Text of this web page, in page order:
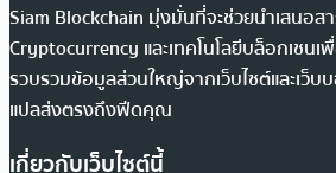
Siam Blockchain มุ่งมั่นที่จะช่วยนำเสนอส
Cryptocurrency และเทคโนโลยีบล็อกเชนเ
รวบรวมข้อมูลส่วนใหญ่จากเว็บไซต์และเว็บ
แปลส่งตรงถึงฟีดคุณ
เกี่ยวกับเว็บไซต์นี้